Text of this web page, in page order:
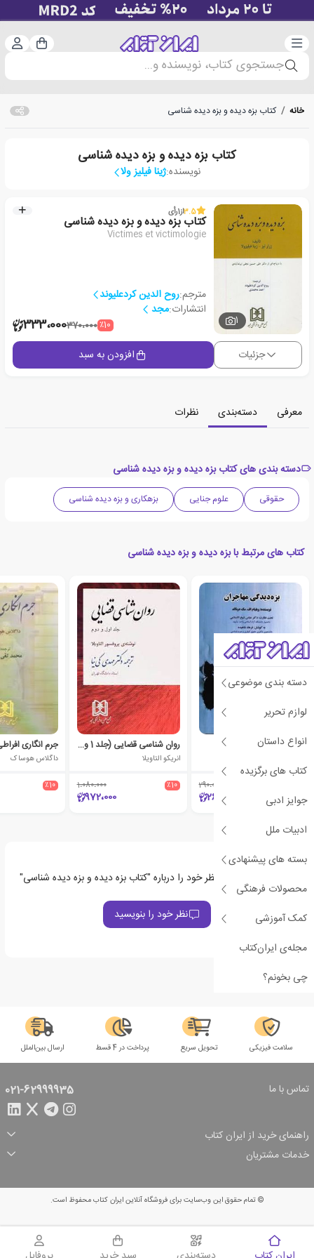
دسته‌بندی سبد
جستجوی کتاب، نویسنده و...
دسته بندی موضوعی
لوازم تحریر
انواع داستان
کتاب های برگزیده
جوایز ادبی
ادبیات ملل
بسته های پیشنهادی
محصولات فرهنگی
کمک آموزشی
مجله‌ی ایران‌کتاب
چی بخونم؟
خانه / کتاب بزه دیده و بزه دیده شناسی
کتاب بزه دیده و بزه دیده شناسی
نویسنده:ژینا فیلیز ولا
1
3.5از1رأی
کتاب بزه دیده و بزه دیده شناسی
Victimes et victimologie
مترجم:روح الدین کردعلیوند
انتشارات:مجد
٪10370،000333،000
جزئیات افزودن به سبد
معرفی دسته‌بندی نظرات
دسته بندی های کتاب بزه دیده و بزه دیده شناسی
حقوقی علوم جنایی بزهکاری و بزه دیده شناسی
کتاب های مرتبط با بزه دیده و بزه دیده شناسی
بزه دیدگی مهاجران
290،000
261،000
روان شناسی قضایی (جلد 1 و 2)
انریکو التاویلا
٪10 1،080،000
972،000
جرم انگاری
داگلاس هوساک
٪10
اولین نفری باشید که نظر خود را درباره "کتاب بزه دیده و بزه دیده شناسی"
ثبت می‌کند
نظر خود را بنویسید
سلامت فیزیکی تحویل سریع پرداخت در 4 قسط ارسال بین‌الملل
تماس با ما 021-62999935
راهنمای خرید از ایران کتاب
ثبت سفارش
شرایط ارسال سفارش
شیوه پرداخت
تخفیف‌های خرید
خدمات مشتریان
© تمام حقوق این وب‌سایت برای فروشگاه آنلاین ایران کتاب محفوظ است.
سبد خرید